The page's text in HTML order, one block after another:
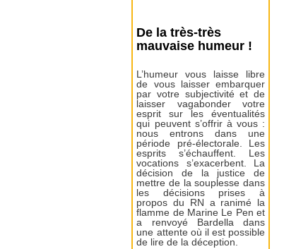
De la très-très
mauvaise humeur !
L’humeur vous laisse libre
de vous laisser embarquer
par votre subjectivité et de
laisser vagabonder votre
esprit sur les éventualités
qui peuvent s’offrir à vous :
nous entrons dans une
période pré-électorale. Les
esprits s’échauffent. Les
vocations s’exacerbent. La
décision de la justice de
mettre de la souplesse dans
les décisions prises à
propos du RN a ranimé la
flamme de Marine Le Pen et
a renvoyé Bardella dans
une attente où il est possible
de lire de la déception.